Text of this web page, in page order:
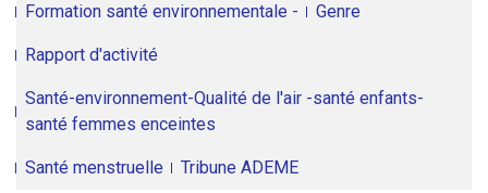
Formation santé environnementale - Genre
Rapport d'activité
Santé-environnement-Qualité de l'air -santé enfants-
santé femmes enceintes
Santé menstruelle Tribune ADEME